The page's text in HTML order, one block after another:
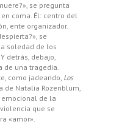
se pregunta
coma. Él: centro del
ente organizador.
se
soledad de los
detrás, debajo,
de una tragedia.
como jadeando, Los
de Natalia Rozenblum,
de la
que se
«amor».